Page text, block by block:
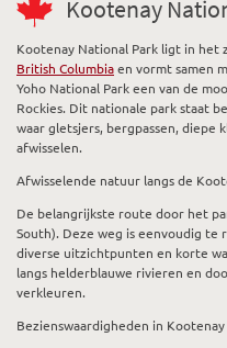
Kootenay
Kootenay National Park ligt in het
British Columbiaen vormt samen
Yoho National Park een van de
Rockies. Dit nationale park staat
waar gletsjers, bergpassen, diepe
afwisselen.
Afwisselende natuur langs de
De belangrijkste route door het
South). Deze weg is eenvoudig
diverse uitzichtpunten en korte
langs helderblauwe rivieren en
verkleuren.
Bezienswaardigheden in